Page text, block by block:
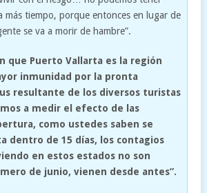
más tiempo, porque entonces en lugar de
se va a morir de hambre”.
que Puerto Vallarta es la región
inmunidad por la pronta
resultante de los diversos turistas
a medir el efecto de las
como ustedes saben se
dentro de 15 días, los contagios
en estos estados no son
de junio, vienen desde antes”.